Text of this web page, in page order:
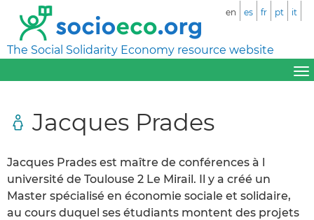
The Social Solidarity Economy resource website
en es fr pt it
Jacques Prades
Jacques Prades est maître de conférences à l
université de Toulouse 2 Le Mirail. Il y a créé un
Master spécialisé en économie sociale et solidaire,
au cours duquel ses étudiants montent des projets